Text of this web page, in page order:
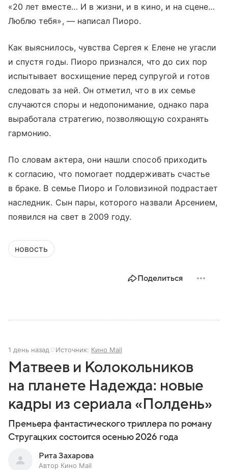
«20 лет вместе… И в жизни, и в кино, и на сцене…
Люблю тебя», — написал Пиоро.
Как выяснилось, чувства Сергея к Елене не угасли
и спустя годы. Пиоро признался, что до сих пор
испытывает восхищение перед супругой и готов
следовать за ней. Он отметил, что в их семье
случаются споры и недопонимание, однако пара
выработала стратегию, позволяющую сохранять
гармонию.
По словам актера, они нашли способ приходить
к согласию, что помогает поддерживать счастье
в браке. В семье Пиоро и Головизиной подрастает
наследник. Сын пары, которого назвали Арсением,
появился на свет в 2009 году.
новость
Поделиться
1 день назад Источник: Кино Mail
Матвеев и Колокольников
на планете Надежда: новые
кадры из сериала «Полдень»
Премьера фантастического триллера по роману
Стругацких состоится осенью 2026 года
Рита Захарова
Автор Кино Mail